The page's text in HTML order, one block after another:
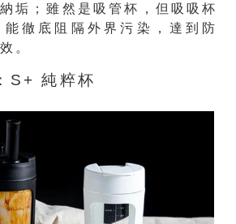
垢；雖然是吸管杯，但吸吸杯
能徹底阻隔外界污染，達到防
。
S+ 純粹杯